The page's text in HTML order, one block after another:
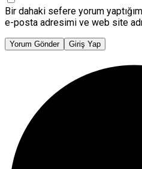
Bir dahaki sefere yorum
e-posta adresimi ve web site
Yorum Gönder Giriş Yap